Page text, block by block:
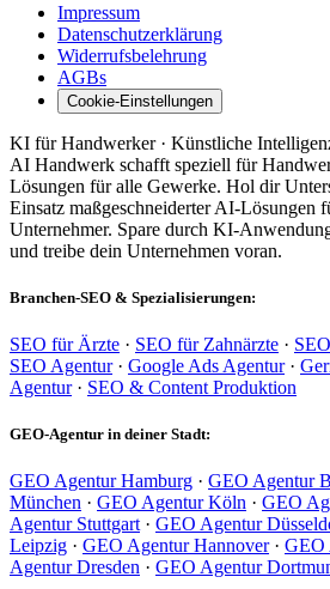
Impressum
Datenschutzerklärung
Widerrufsbelehrung
AGBs
Cookie-Einstellungen
KI für Handwerker · Künstliche
AI Handwerk schafft speziell für
Lösungen für alle Gewerke. Hol dir
Einsatz maßgeschneiderter AI-Lösungen
Unternehmer. Spare durch KI-
und treibe dein Unternehmen voran.
Branchen-SEO & Spezialisierungen:
SEO für Ärzte · SEO für Zahnärzte ·
SEO Agentur· Google Ads Agentur·
Agentur· SEO & Content Produktion
GEO-Agentur in deiner Stadt:
GEO Agentur Hamburg · GEO Agentur
München · GEO Agentur Köln · GEO
Agentur Stuttgart· GEO Agentur
Leipzig · GEO Agentur Hannover· GEO
Agentur Dresden · GEO Agentur